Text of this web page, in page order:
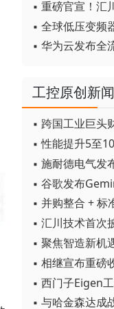
工控原创新闻